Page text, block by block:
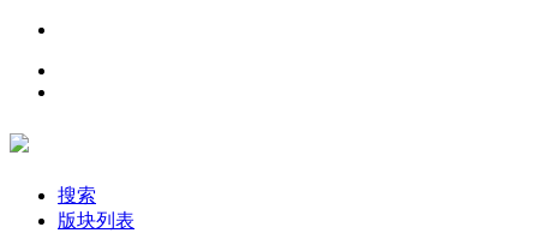
搜索
版块列表